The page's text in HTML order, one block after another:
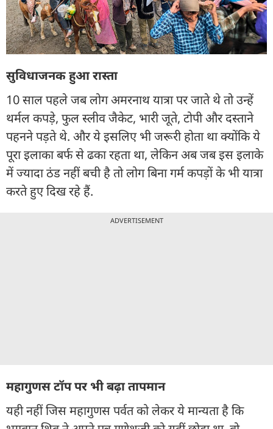
सुविधाजनक हुआ रास्ता
10 साल पहले जब लोग अमरनाथ यात्रा पर जाते थे तो उन्हें
थर्मल कपड़े, फुल स्लीव जैकेट, भारी जूते, टोपी और दस्ताने
पहनने पड़ते थे. और ये इसलिए भी जरूरी होता था क्योंकि ये
पूरा इलाका बर्फ से ढका रहता था, लेकिन अब जब इस इलाके
में ज्यादा ठंड नहीं बची है तो लोग बिना गर्म कपड़ों के भी यात्रा
करते हुए दिख रहे हैं.
ADVERTISEMENT
महागुणस टॉप पर भी बढ़ा तापमान
यही नहीं जिस महागुणस पर्वत को लेकर ये मान्यता है कि